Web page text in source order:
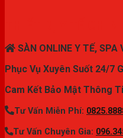
SÀN ONLINE Y TẾ, SPA
Phục Vụ Xuyên Suốt 24/7
Cam Kết Bảo Mật Thông
Tư Vấn Miễn Phí:
Tư Vấn Chuyên Gia: